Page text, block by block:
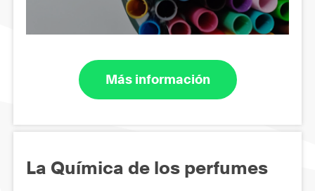
Más información
La Química de los perfumes